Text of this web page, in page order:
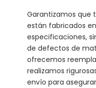
Garantizamos que
están fabricados
especificaciones,
de defectos de
ofrecemos
realizamos
envío para